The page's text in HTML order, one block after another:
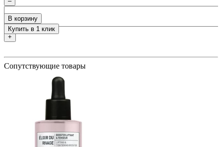
+
В корзину
Купить в 1 клик
Сопутствующие товары